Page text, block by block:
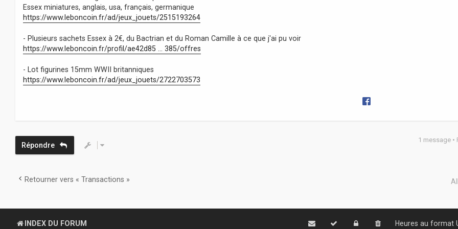
Essex miniatures, anglais, usa, français, germanique
https://www.leboncoin.fr/ad/jeux_jouets/2515193264
- Plusieurs sachets Essex à 2€, du Bactrian et du Roman Camille à ce que j'ai pu voir
https://www.leboncoin.fr/profil/ae42d85 ... 385/offres
- Lot figurines 15mm WWII britanniques
https://www.leboncoin.fr/ad/jeux_jouets/2722703573
Répondre
1 message •
Retourner vers « Transactions »
INDEX DU FORUM Heures au format